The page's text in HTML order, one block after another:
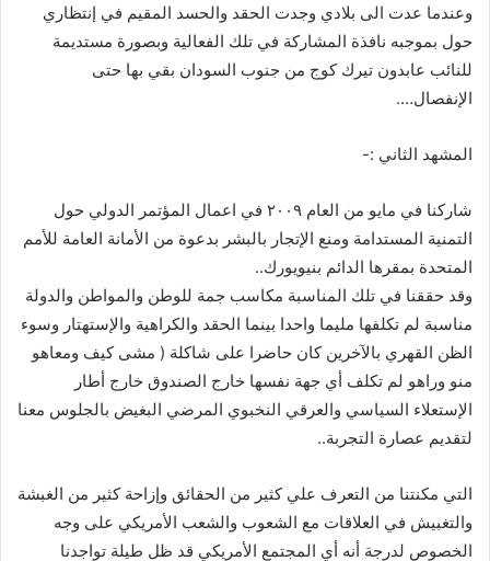
وعندما عدت الى بلادي وجدت الحقد والحسد المقيم في إنتظاري
حول بموجبه نافذة المشاركة في تلك الفعالية وبصورة مستديمة
للنائب عابدون تيرك كوج من جنوب السودان بقي بها حتى
الإنفصال….
المشهد الثاني :-
شاركنا في مايو من العام ٢٠٠٩ في اعمال المؤتمر الدولي حول
التمنية المستدامة ومنع الإتجار بالبشر بدعوة من الأمانة العامة للأمم
المتحدة بمقرها الدائم بنيويورك..
وقد حققنا في تلك المناسبة مكاسب جمة للوطن والمواطن والدولة
مناسبة لم تكلفها مليما واحدا بينما الحقد والكراهية والإستهتار وسوء
الظن القهري بالآخرين كان حاضرا على شاكلة ( مشى كيف ومعاهو
منو وراهو لم تكلف أي جهة نفسها خارج الصندوق خارج أطار
الإستعلاء السياسي والعرقي النخبوي المرضي البغيض بالجلوس معنا
لتقديم عصارة التجربة..
التي مكنتنا من التعرف علي كثير من الحقائق وإزاحة كثير من الغبشة
والتغبيش في العلاقات مع الشعوب والشعب الأمريكي على وجه
الخصوص لدرجة أنه أي المجتمع الأمريكي قد ظل طيلة تواجدنا